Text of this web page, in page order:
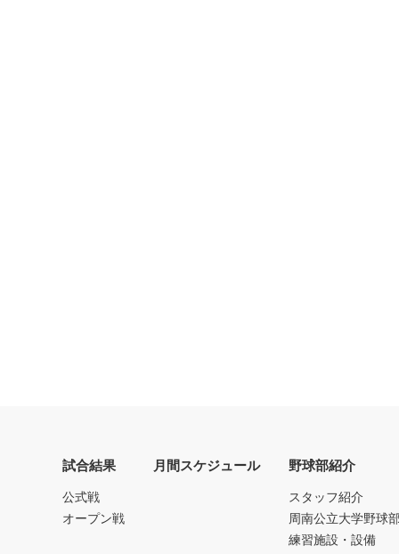
試合結果
公式戦
オープン戦
月間スケジュール 野球部紹介
スタッフ紹介
周南公立大学野球
練習施設・設備